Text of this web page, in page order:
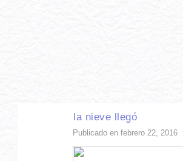
la nieve llegó
Publicado en febrero 22, 2016